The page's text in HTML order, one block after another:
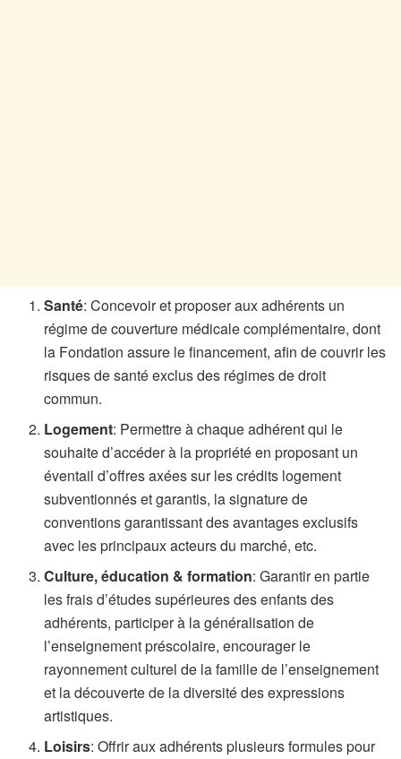
Santé: Concevoir et proposer aux adhérents un
régime de couverture médicale complémentaire, dont
la Fondation assure le financement, afin de couvrir les
risques de santé exclus des régimes de droit
commun.
Logement: Permettre à chaque adhérent qui le
souhaite d’accéder à la propriété en proposant un
éventail d’offres axées sur les crédits logement
subventionnés et garantis, la signature de
conventions garantissant des avantages exclusifs
avec les principaux acteurs du marché, etc.
Culture, éducation & formation: Garantir en partie
les frais d’études supérieures des enfants des
adhérents, participer à la généralisation de
l’enseignement préscolaire, encourager le
rayonnement culturel de la famille de l’enseignement
et la découverte de la diversité des expressions
artistiques.
Loisirs: Offrir aux adhérents plusieurs formules pour